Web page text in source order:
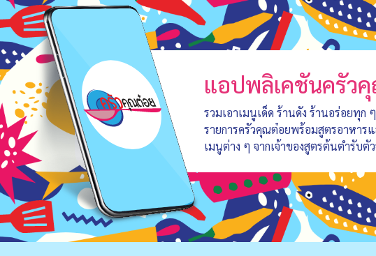
แอปพลิเคชันครัว
รวมเอาเมนูเด็ด ร้านดัง ร้านอร่อยทุก
รายการครัวคุณต๋อยพร้อมสูตรอาหาร
เมนูต่าง ๆ จากเจ้าของสูตรต้นตำรับตัว